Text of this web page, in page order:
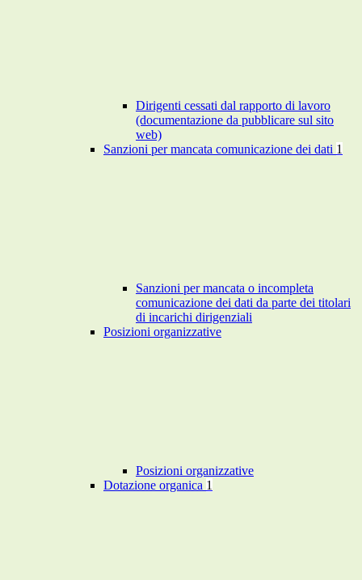
Dirigenti cessati dal rapporto di lavoro
(documentazione da pubblicare sul sito
web)
Sanzioni per mancata comunicazione dei dati 1
Sanzioni per mancata o incompleta
comunicazione dei dati da parte dei titolari
di incarichi dirigenziali
Posizioni organizzative
Posizioni organizzative
Dotazione organica 1